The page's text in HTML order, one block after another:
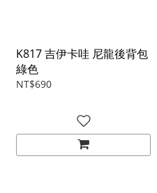
K817 吉伊卡哇 尼龍後背包
綠色
NT$690